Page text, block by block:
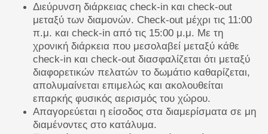
Διεύρυνση διάρκειας check-in και check-out
μεταξύ των διαμονών. Check-out μέχρι τις 11:00
π.μ. και check-in από τις 15:00 μ.μ. Με τη
χρονική διάρκεια που μεσολαβεί μεταξύ κάθε
check-in και check-out διασφαλίζεται ότι μεταξύ
διαφορετικών πελατών το δωμάτιο καθαρίζεται,
απολυμαίνεται επιμελώς και ακολουθείται
επαρκής φυσικός αερισμός του χώρου.
Απαγορεύεται η είσοδος στα διαμερίσματα σε μη
διαμένοντες στο κατάλυμα.